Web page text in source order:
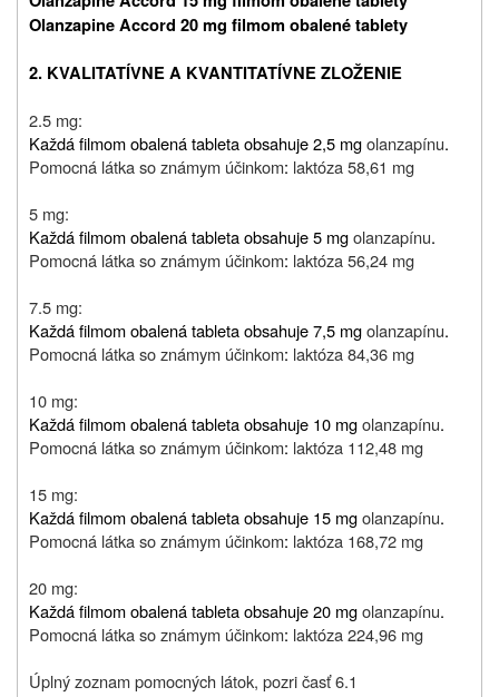
Olanzapine Accord 20 mg filmom obalené tablety
2. KVALITATÍVNE A KVANTITATÍVNE ZLOŽENIE
2.5 mg:
Každá filmom obalená tableta obsahuje 2,5 mgolanzapínu.
Pomocná látka so známym účinkom: laktóza 58,61 mg
5 mg:
Každá filmom obalená tableta obsahuje 5 mgolanzapínu.
Pomocná látka so známym účinkom: laktóza 56,24 mg
7.5 mg:
Každá filmom obalená tableta obsahuje 7,5 mgolanzapínu.
Pomocná látka so známym účinkom: laktóza 84,36 mg
10 mg:
Každá filmom obalená tableta obsahuje 10 mgolanzapínu.
Pomocná látka so známym účinkom: laktóza 112,48 mg
15 mg:
Každá filmom obalená tableta obsahuje 15 mgolanzapínu.
Pomocná látka so známym účinkom: laktóza 168,72 mg
20 mg:
Každá filmom obalená tableta obsahuje 20 mgolanzapínu.
Pomocná látka so známym účinkom: laktóza 224,96 mg
Úplný zoznam pomocných látok, pozri časť 6.1